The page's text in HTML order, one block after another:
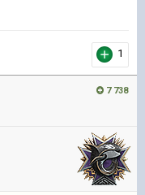
1
7 738